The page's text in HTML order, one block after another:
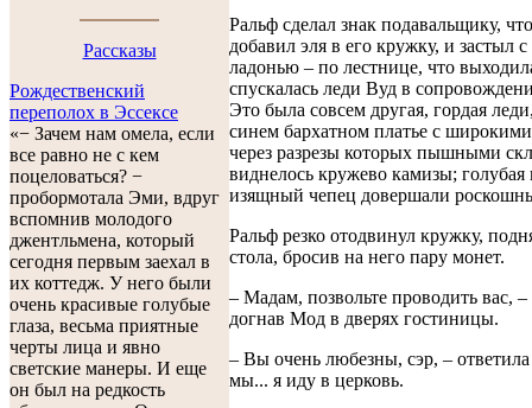
Рассказы
Рождественский
переполох в Эссексе
«− Зачем нам омела, если
все равно не с кем
поцеловаться? −
пробормотала Эми, вдруг
вспомнив молодого
джентльмена, который
сегодня первым заехал в
их коттедж. У него были
очень красивые голубые
глаза, весьма приятные
черты лица и явно
светские манеры. И еще
он был на редкость
Ральф сделал знак подавальщику,
добавил эля в его кружку, и застыл
ладонью – по лестнице, что
спускалась леди Вуд в
Это была совсем другая, гордая
синем бархатном платье с
через разрезы которых пышными
виднелось кружево камизы;
изящный чепец довершали
Ральф резко отодвинул кружку,
стола, бросив на него пару монет.
– Мадам, позвольте проводить вас, –
догнав Мод в дверях гостиницы.
– Вы очень любезны, сэр, –
мы... я иду в церковь.